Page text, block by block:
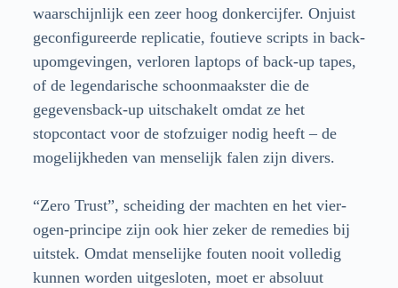
waarschijnlijk een zeer hoog donkercijfer. Onjuist
geconfigureerde replicatie, foutieve scripts in back-
upomgevingen, verloren laptops of back-up tapes,
of de legendarische schoonmaakster die de
gegevensback-up uitschakelt omdat ze het
stopcontact voor de stofzuiger nodig heeft – de
mogelijkheden van menselijk falen zijn divers.
“Zero Trust”, scheiding der machten en het vier-
ogen-principe zijn ook hier zeker de remedies bij
uitstek. Omdat menselijke fouten nooit volledig
kunnen worden uitgesloten, moet er absoluut